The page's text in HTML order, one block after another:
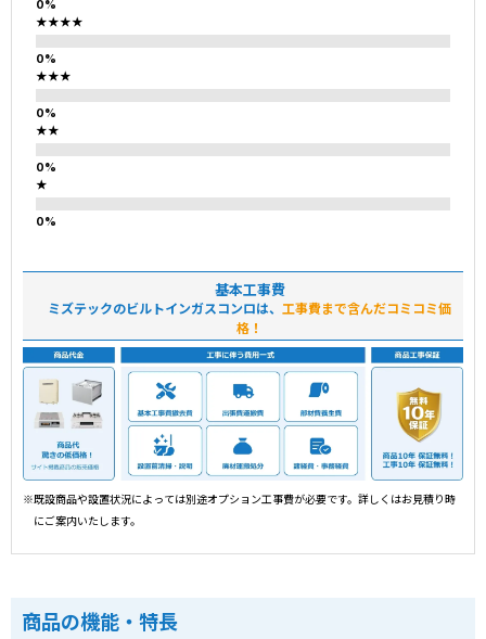
★★★★
★★★
★★
★
基本工事費
ミズテックのビルトインガスコンロは、 工事費まで含んだコミコミ価
格！
※既設商品や設置状況によっては別途オプション工事費が必要です。詳しくはお見積り時
にご案内いたします。
商品の機能・特長